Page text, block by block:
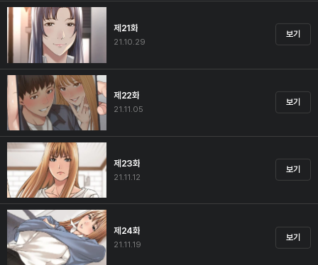
제21화
21.10.29
보기
제22화
21.11.05
보기
제23화
21.11.12
보기
제24화
21.11.19
보기